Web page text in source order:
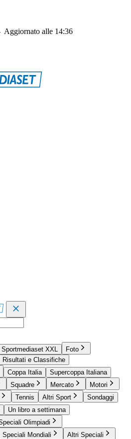
Aggiornato alle 14:36
Sportmediaset XXL
Foto
Risultati e Classifiche
Coppa Italia
Supercoppa Italiana
Squadre Mercato
Motori
Tennis Altri Sport
Sondaggi
Un libro a settimana
Olimpiadi
Speciali Mondiali Altri Speciali